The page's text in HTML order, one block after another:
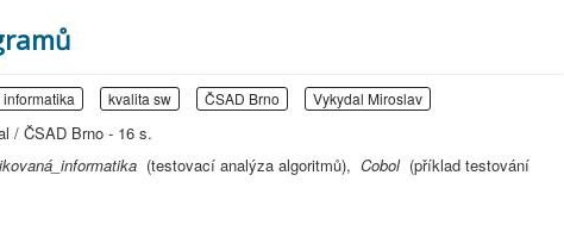
kvalita sw ČSAD Brno Vykydal Miroslav
/ ČSAD Brno - 16 s.
(testovací analýza algoritmů), Cobol (příklad testování